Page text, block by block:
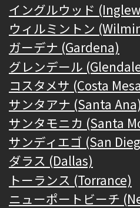
イングルウッド
ウィルミントン
ガーデナ (Gardena)
グレンデール
コスタメサ (Costa
サンタアナ (Santa Ana)
サンタモニカ (Santa
サンディエゴ (San
ダラス (Dallas)
トーランス (Torrance)
ニューポートビーチ